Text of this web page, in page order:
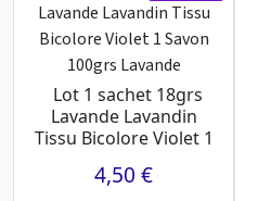
Lot 1 sachet 18grs
Lavande Lavandin
Tissu Bicolore Violet 1
Lavande
4,50 €